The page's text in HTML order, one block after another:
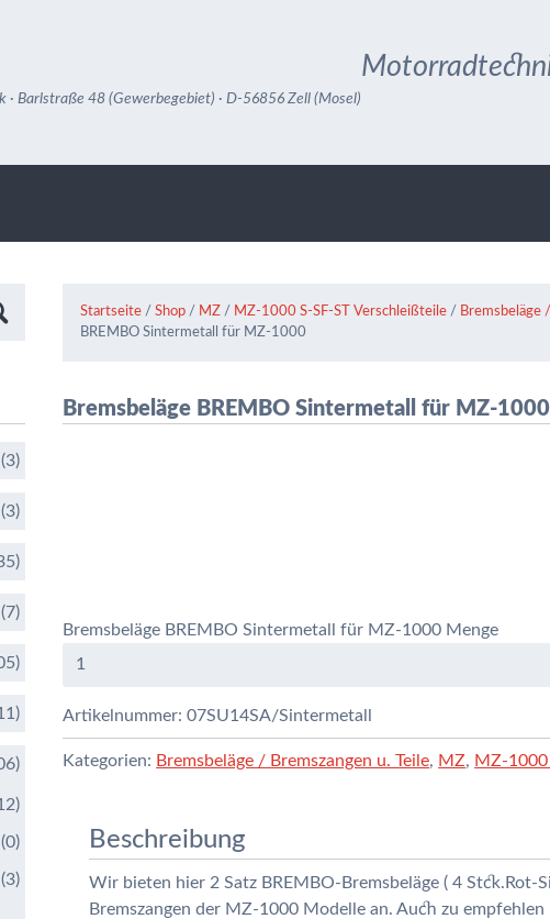
· Barlstraße 48 (Gewerbegebiet) · D-56856 Zell (Mosel)
Startseite /Shop / MZ / MZ-1000 S-SF-ST Verschleißteile / Bremsbeläge
BREMBO Sintermetall für MZ-1000
Bremsbeläge BREMBO Sintermetall für MZ-1000
Bremsbeläge BREMBO Sintermetall für MZ-1000 Menge
Artikelnummer:07SU14SA/Sintermetall
Kategorien: Bremsbeläge / Bremszangen u. Teile, MZ, MZ-1000
Beschreibung
Wir bieten hier 2 Satz BREMBO-Bremsbeläge ( 4 Stck.Rot-
Bremszangen der MZ-1000 Modelle an. Auch zu
(3)
(3)
(7)
(0)
(3)